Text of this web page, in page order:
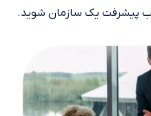
پیشرفت یک سازمان ‌شوید.